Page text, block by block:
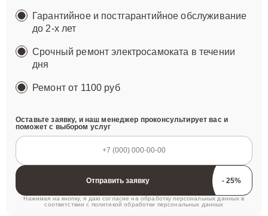
Гарантийное и постгарантийное обслуживание
до 2-х лет
Срочный ремонт электросамоката в течении
дня
Ремонтот 1100 руб
Оставьте заявку, и наш менеджер проконсультирует вас и
поможет с выбором услуг
Отправить заявку
Нажимая на кнопку, я даю согласие на обработку персональных данных в
соответствии с политикой обработки персональных данных